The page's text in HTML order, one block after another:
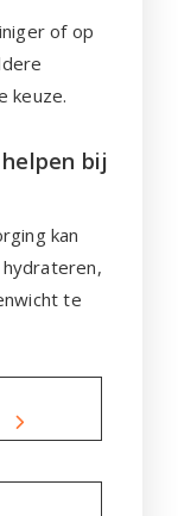
of op
keuze.
bij
kan
te